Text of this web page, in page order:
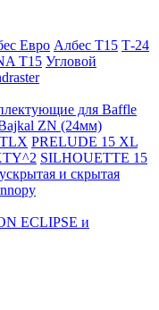
Евро Албес T15 Т-24
Т15 Угловой
для Baffle
ZN (24мм)
PRELUDE 15 XL
SILHOUETTE 15
и скрытая
ECLIPSE и